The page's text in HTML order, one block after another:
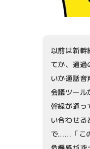
以前は新幹
てか、通過
いか通話音
会議ツール
幹線が通っ
い合わせる
で……「こ